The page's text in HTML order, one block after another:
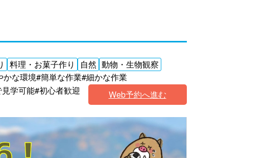
料理・お菓子作り 自然 動物・生物観察
かな環境#簡単な作業#細かな作業
学可能#初心者歓迎 Web予約へ進む